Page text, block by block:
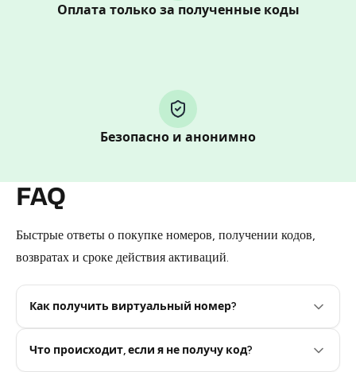
Оплата только за полученные коды
Безопасно и анонимно
FAQ
Быстрые ответы о покупке номеров, получении кодов,
возвратах и сроке действия активаций.
Как получить виртуальный номер?
Что происходит, если я не получу код?
Telegram using your card (or Google Pay, Apple Pay, or
Step 1: Create the order on HidSim